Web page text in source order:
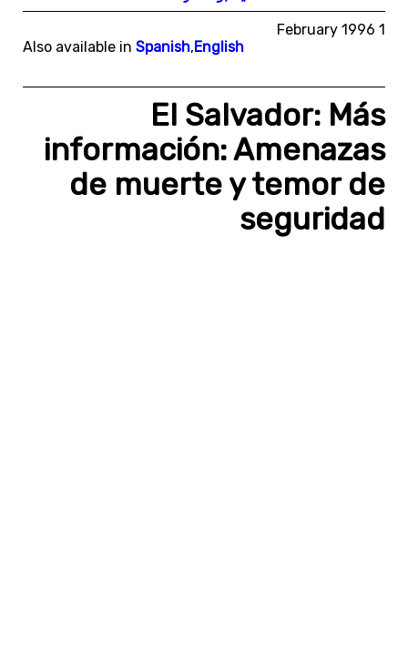
1 February 1996
Also available in Spanish,English
El Salvador: Más
información: Amenazas
de muerte y temor de
seguridad